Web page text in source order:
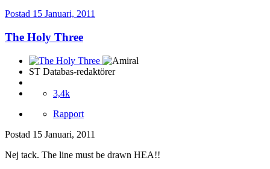
Postad 15 Januari, 2011
The Holy Three
ST Databas-redaktörer
3,4k
Rapport
Postad 15 Januari, 2011
Nej tack. The line must be drawn HEA!!